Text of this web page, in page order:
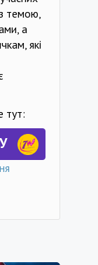
з темою,
а
які
тут: